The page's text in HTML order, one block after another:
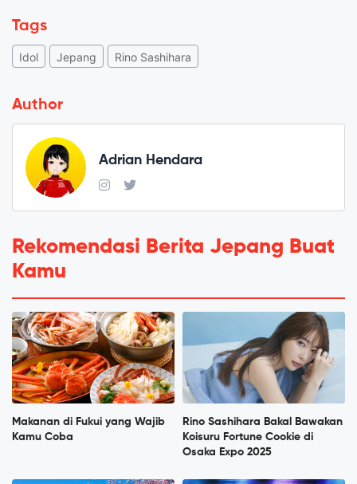
Tags
Idol Jepang Rino Sashihara
Author
Adrian Hendara
Rekomendasi Berita Jepang Buat
Kamu
Makanan di Fukui yang Wajib
Kamu Coba
Rino Sashihara Bakal Bawakan
Koisuru Fortune Cookie di
Osaka Expo 2025